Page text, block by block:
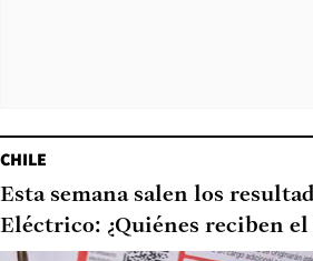
CHILE
Esta semana salen los
Eléctrico: ¿Quiénes reciben